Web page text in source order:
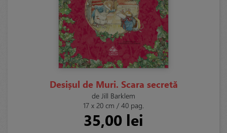
Desișul de Muri. Scara secretă
de Jill Barklem
17 x 20 cm / 40 pag.
35,00 lei